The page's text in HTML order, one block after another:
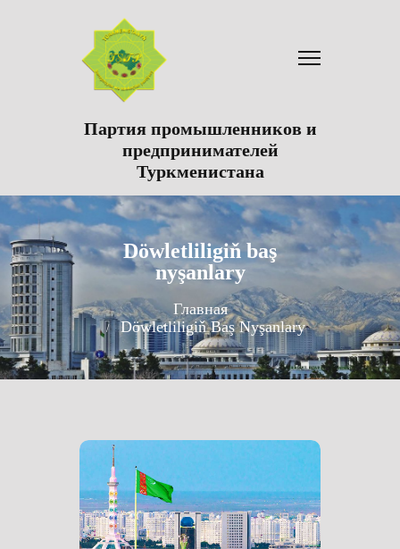
Партия промышленников и
предпринимателей
Туркменистана
Döwletliligiň baş
nyşanlary
Главная
Döwletliligiň Baş Nyşanlary